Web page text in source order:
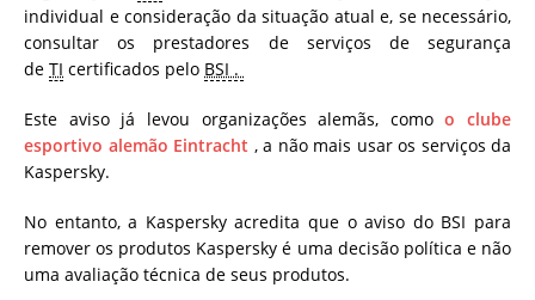
individual e consideração da situação atual e, se necessário,
consultar os prestadores de serviços de segurança
de TI certificados pelo BSI .
Este aviso já levou organizações alemãs, comoo clube
esportivo alemão Eintracht , a não mais usar os serviços da
Kaspersky.
No entanto, a Kaspersky acredita que o aviso do BSI para
remover os produtos Kaspersky é uma decisão política e não
uma avaliação técnica de seus produtos.